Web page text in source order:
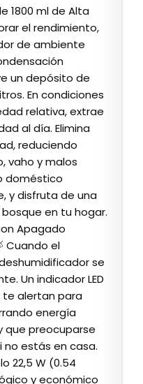
1800 ml de Alta
el rendimiento,
de ambiente
un depósito de
En condiciones
relativa, extrae
al día. Elimina
reduciendo
vaho y malos
doméstico
y disfruta de una
en tu hogar.
Apagado
Cuando el
se
Un indicador LED
te alertan para
energía
que preocuparse
no estás en casa.
22,5 W (0.54
y económico